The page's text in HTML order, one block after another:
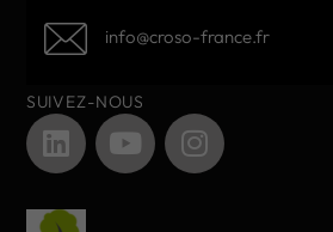
info@croso-france.fr
SUIVEZ-NOUS